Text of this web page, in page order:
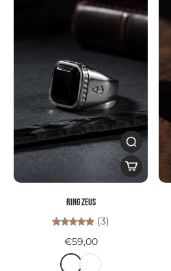
Ring ZEUS
(3)
€59,00